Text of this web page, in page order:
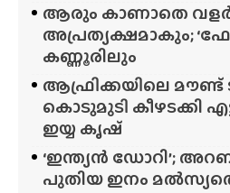
ആരും കാണാതെ
അപ്രത്യക്ഷമാകും;
കണ്ണൂരിലും
ആഫ്രിക്കയിലെ
കൊടുമുടി കീഴടക്കി
ഇയ്യ കൃഷ്
‘ഇന്ത്യൻ ഡോറി’;
പുതിയ ഇനം